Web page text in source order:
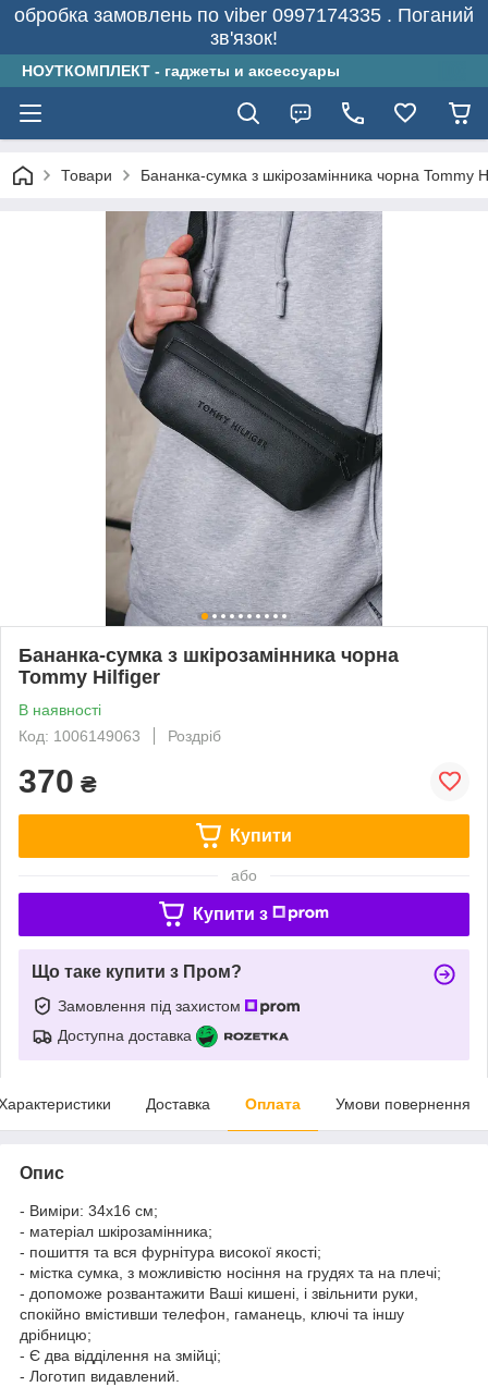
обробка замовлень по viber 0997174335 . Поганий
зв'язок!
НОУТКОМПЛЕКТ - гаджеты и аксессуары
Товари Бананка-сумка з шкірозамінника чорна Tommy
Бананка-сумка з шкірозамінника чорна
Tommy Hilfiger
В наявності
Код: 1006149063
Роздріб
370 ₴
Купити
або
Купити з
Що таке купити з Пром?
Замовлення під захистом
Доступна доставка
Доставка Оплата Умови повернення
Опис
- Виміри: 34х16 см;
- матеріал шкірозамінника;
- пошиття та вся фурнітура високої якості;
- містка сумка, з можливістю носіння на грудях та на плечі;
- допоможе розвантажити Ваші кишені, і звільнити руки,
спокійно вмістивши телефон, гаманець, ключі та іншу
дрібницю;
- Є два відділення на змійці;
- Логотип видавлений.